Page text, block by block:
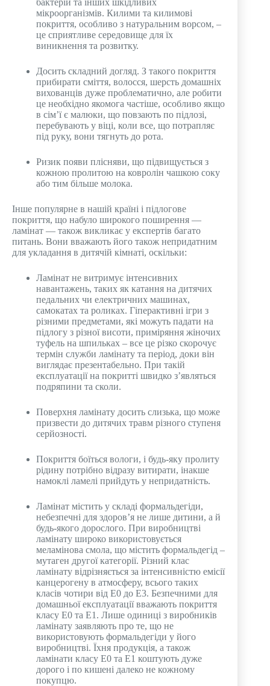
мікроорганізмів. Килими та килимові
покриття, особливо з натуральним ворсом, –
це сприятливе середовище для їх
виникнення та розвитку.
Досить складний догляд. З такого покриття
прибирати сміття, волосся, шерсть домашніх
вихованців дуже проблематично, але робити
це необхідно якомога частіше, особливо якщо
в сім’ї є малюки, що повзають по підлозі,
перебувають у віці, коли все, що потрапляє
під руку, вони тягнуть до рота.
Ризик появи плісняви, що підвищується з
кожною пролитою на ковролін чашкою соку
або тим більше молока.
Інше популярне в нашій країні і підлогове
покриття, що набуло широкого поширення —
ламінат — також викликає у експертів багато
питань. Вони вважають його також непридатним
для укладання в дитячій кімнаті, оскільки:
Ламінат не витримує інтенсивних
навантажень, таких як катання на дитячих
педальних чи електричних машинах,
самокатах та роликах. Гіперактивні ігри з
різними предметами, які можуть падати на
підлогу з різної висоти, приміряння жіночих
туфель на шпильках – все це різко скорочує
термін служби ламінату та період, доки він
виглядає презентабельно. При такій
експлуатації на покритті швидко з’являться
подряпини та сколи.
Поверхня ламінату досить слизька, що може
призвести до дитячих травм різного ступеня
серйозності.
Покриття боїться вологи, і будь-яку пролиту
рідину потрібно відразу витирати, інакше
намоклі ламелі прийдуть у непридатність.
Ламінат містить у складі формальдегіди,
небезпечні для здоров’я не лише дитини, а й
будь-якого дорослого. При виробництві
ламінату широко використовується
меламінова смола, що містить формальдегід –
мутаген другої категорії. Різний клас
ламінату відрізняється за інтенсивністю емісії
канцерогену в атмосферу, всього таких
класів чотири від Е0 до Е3. Безпечними для
домашньої експлуатації вважають покриття
класу Е0 та Е1. Лише одиниці з виробників
ламінату заявляють про те, що не
використовують формальдегіди у його
виробництві. Їхня продукція, а також
ламінати класу Е0 та Е1 коштують дуже
дорого і по кишені далеко не кожному
покупцю.